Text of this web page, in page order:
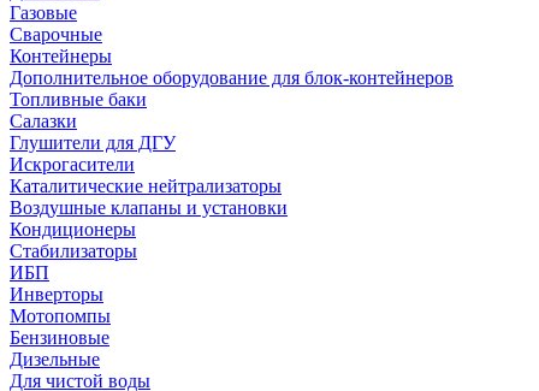
Газовые
Сварочные
Контейнеры
Дополнительное оборудование для блок-контейнеров
Топливные баки
Салазки
Глушители для ДГУ
Искрогасители
Каталитические нейтрализаторы
Воздушные клапаны и установки
Кондиционеры
Стабилизаторы
ИБП
Инверторы
Мотопомпы
Бензиновые
Дизельные
Для чистой воды